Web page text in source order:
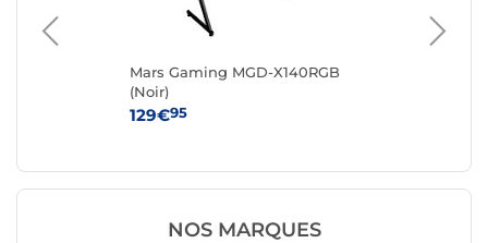
Mars Gaming MGD-X140RGB
(Noir)
129€95
NOS MARQUES